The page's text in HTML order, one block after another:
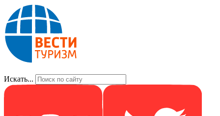
Искать...